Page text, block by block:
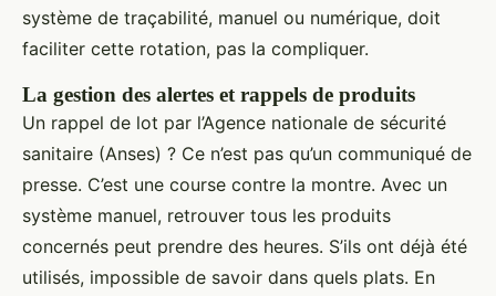
système de traçabilité, manuel ou numérique, doit
faciliter cette rotation, pas la compliquer.
La gestion des alertes et rappels de produits
Un rappel de lot par l’Agence nationale de sécurité
sanitaire (Anses) ? Ce n’est pas qu’un communiqué de
presse. C’est une course contre la montre. Avec un
système manuel, retrouver tous les produits
concernés peut prendre des heures. S’ils ont déjà été
utilisés, impossible de savoir dans quels plats. En